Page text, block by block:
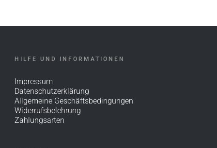
HILFE UND INFORMATIONEN
Impressum
Datenschutzerklärung
Allgemeine Geschäftsbedingungen
Widerrufsbelehrung
Zahlungsarten